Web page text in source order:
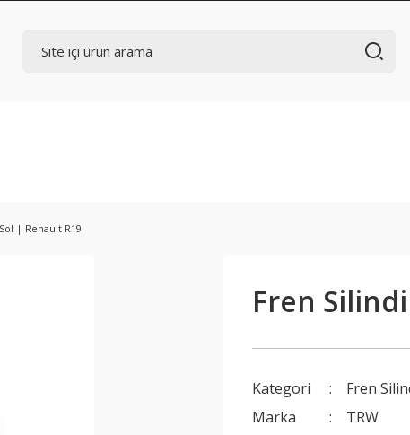
| Renault R19
Fren
Kategori
Fren
Marka
TRW